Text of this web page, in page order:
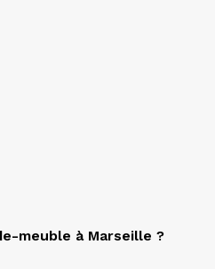
meuble à Marseille ?